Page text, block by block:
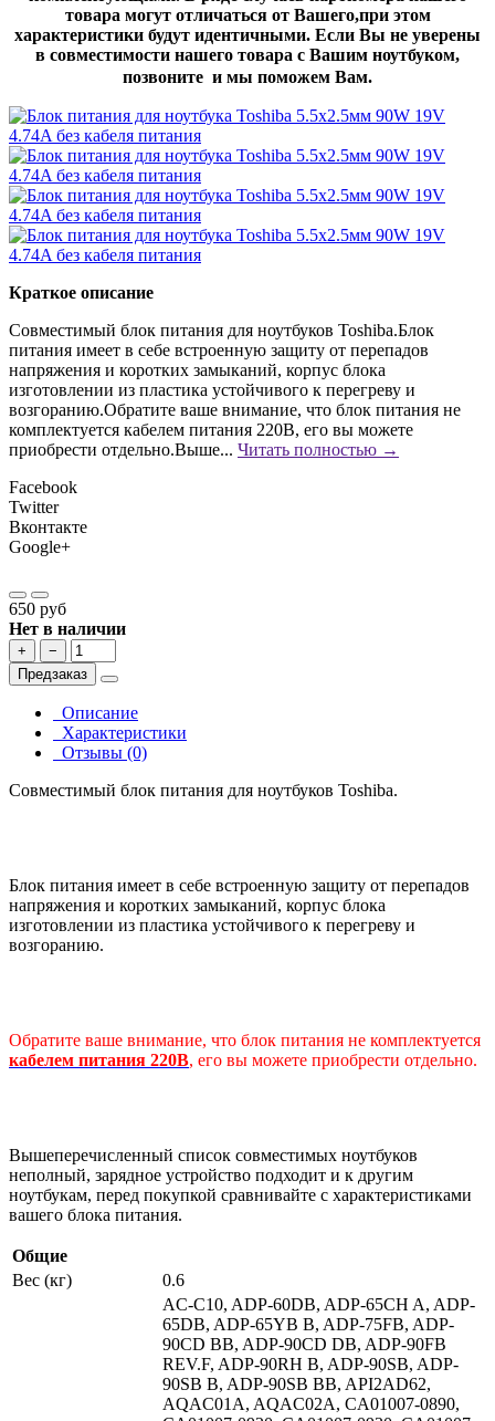
товара могут отличаться от Вашего,при этом
характеристики будут идентичными. Если Вы не уверены
в совместимости нашего товара с Вашим ноутбуком,
позвоните и мы поможем Вам.
Краткое описание
Совместимый блок питания для ноутбуков Toshiba.Блок
питания имеет в себе встроенную защиту от перепадов
напряжения и коротких замыканий, корпус блока
изготовлении из пластика устойчивого к перегреву и
возгоранию.Обратите ваше внимание, что блок питания не
комплектуется кабелем питания 220В, его вы можете
приобрести отдельно.Выше... Читать полностью →
Facebook
Twitter
Вконтакте
Google+
650 руб
Нет в наличии
+
−
Предзаказ
Описание
Характеристики
Отзывы (0)
Совместимый блок питания для ноутбуков Toshiba.
Блок питания имеет в себе встроенную защиту от перепадов
напряжения и коротких замыканий, корпус блока
изготовлении из пластика устойчивого к перегреву и
возгоранию.
Обратите ваше внимание, что блок питания не комплектуется
кабелем питания 220В, его вы можете приобрести отдельно.
Вышеперечисленный список совместимых ноутбуков
неполный, зарядное устройство подходит и к другим
ноутбукам, перед покупкой сравнивайте с характеристиками
вашего блока питания.
Общие
Вес (кг)
0.6
AC-C10, ADP-60DB, ADP-65CH A, ADP-
65DB, ADP-65YB B, ADP-75FB, ADP-
90CD BB, ADP-90CD DB, ADP-90FB
REV.F, ADP-90RH B, ADP-90SB, ADP-
90SB B, ADP-90SB BB, API2AD62,
AQAC01A, AQAC02A, CA01007-0890,